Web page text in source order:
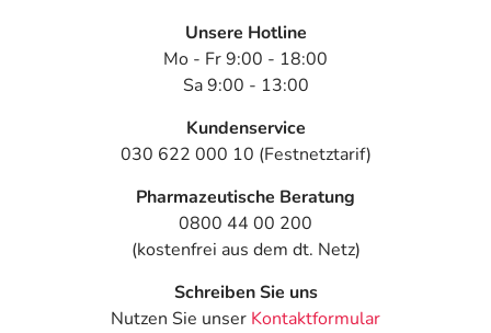
Unsere Hotline
Mo - Fr 9:00 - 18:00
Sa 9:00 - 13:00
Kundenservice
030 622 000 10 (Festnetztarif)
Pharmazeutische Beratung
0800 44 00 200
(kostenfrei aus dem dt. Netz)
Schreiben Sie uns
Nutzen Sie unser Kontaktformular